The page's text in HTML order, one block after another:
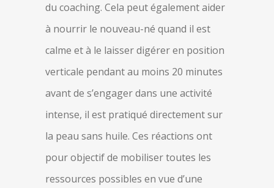
du coaching. Cela peut également aider
à nourrir le nouveau-né quand il est
calme et à le laisser digérer en position
verticale pendant au moins 20 minutes
avant de s’engager dans une activité
intense, il est pratiqué directement sur
la peau sans huile. Ces réactions ont
pour objectif de mobiliser toutes les
ressources possibles en vue d’une